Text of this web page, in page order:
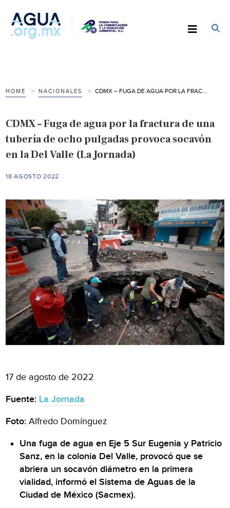
HOME NACIONALES
CDMX – Fuga de agua por la fractura de una
tubería de ocho pulgadas provoca socavón
en la Del Valle (La Jornada)
18 AGOSTO 2022
17 de agosto de 2022
Fuente: La Jornada
Foto:Alfredo Domínguez
Una fuga de agua en Eje 5 Sur Eugenia y Patricio
Sanz, en la colonia Del Valle, provocó que se
abriera un socavón diámetro en la primera
vialidad, informó el Sistema de Aguas de la
Ciudad de México (Sacmex).